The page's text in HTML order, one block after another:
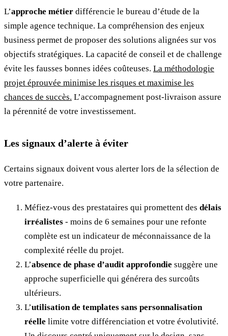
L’approche métier différencie le bureau d’étude de la
simple agence technique. La compréhension des enjeux
business permet de proposer des solutions alignées sur vos
objectifs stratégiques. La capacité de conseil et de challenge
évite les fausses bonnes idées coûteuses. La méthodologie
projet éprouvée minimise les risques et maximise les
chances de succès. L’accompagnement post-livraison assure
la pérennité de votre investissement.
Les signaux d’alerte à éviter
Certains signaux doivent vous alerter lors de la sélection de
votre partenaire.
Méfiez-vous des prestataires qui promettent des délais
irréalistes - moins de 6 semaines pour une refonte
complète est un indicateur de méconnaissance de la
complexité réelle du projet.
L’absence de phase d’audit approfondie suggère une
approche superficielle qui générera des surcoûts
ultérieurs.
L’utilisation de templates sans personnalisation
réelle limite votre différenciation et votre évolutivité.